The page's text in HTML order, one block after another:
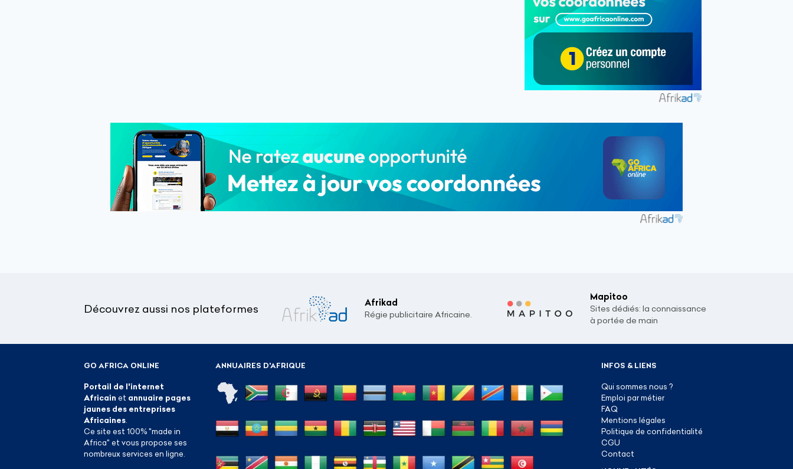
Découvrez aussi nos plateformes
Afrikad
Régie publicitaire Africaine.
Mapitoo
Sites dédiés: la connaissance
à portée de main
ANNUAIRES D'AFRIQUE
GO AFRICA ONLINE
Portail de l'internet
Africain et annuaire pages
jaunes des entreprises
Africaines
Ce site est 100% "made in
Africa" et vous propose ses
nombreux services en ligne.
INFOS & LIENS
Qui sommes nous ?
Emploi par métier
FAQ
Mentions légales
Politique de confidentialité
CGU
Contact